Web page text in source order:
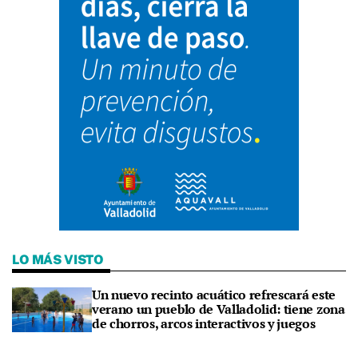
LO MÁS VISTO
Un nuevo recinto acuático refrescará este
verano un pueblo de Valladolid: tiene zona
de chorros, arcos interactivos y juegos